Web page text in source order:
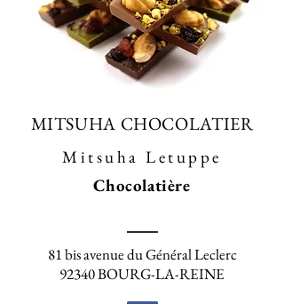
MITSUHA CHOCOLATIER
Mitsuha Letuppe
Chocolatière
81 bis avenue du Général Leclerc
92340 BOURG-LA-REINE